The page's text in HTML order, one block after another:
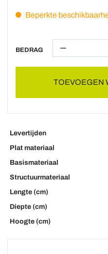
Beperkte
BEDRAG
TOEVOEGEN
Levertijden
Plat materiaal
Basismateriaal
Structuurmateriaal
Lengte (cm)
Diepte (cm)
Hoogte (cm)